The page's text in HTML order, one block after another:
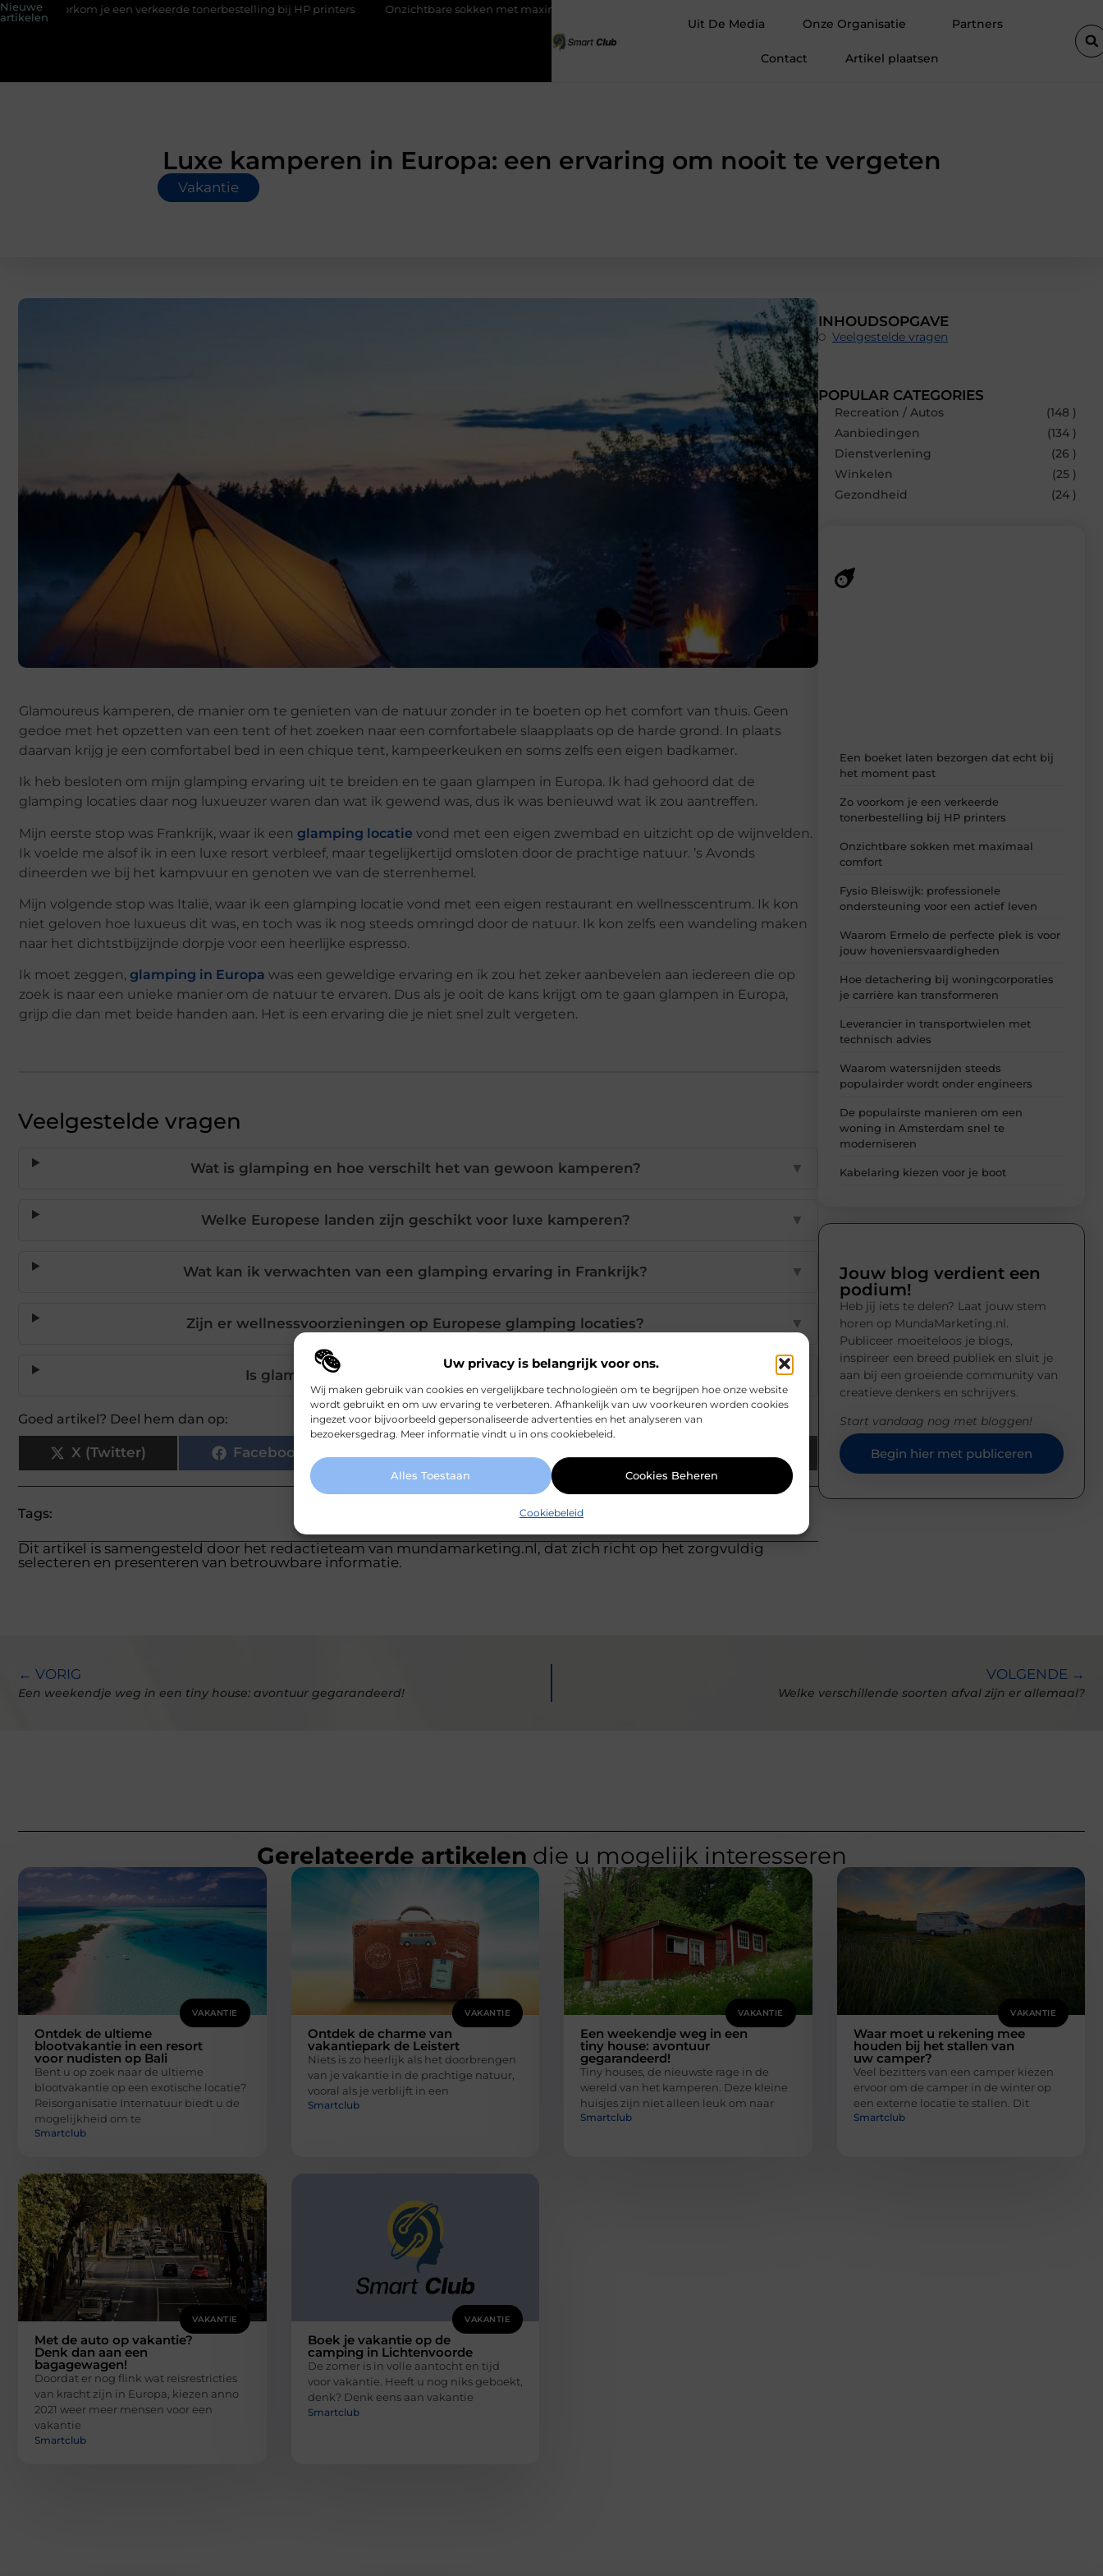
Uw privacy is belangrijk voor ons.
Wij maken gebruik van cookies en vergelijkbare technologieën om te begrijpen hoe onze website
wordt gebruikt en om uw ervaring te verbeteren. Afhankelijk van uw voorkeuren worden cookies
ingezet voor bijvoorbeeld gepersonaliseerde advertenties en het analyseren van
bezoekersgedrag. Meer informatie vindt u in ons cookiebeleid.
Alles Toestaan Cookies Beheren
Cookiebeleid
Nieuwe
artikelen
je een verkeerde tonerbestelling bij HP printers Onzichtbare sokken met maximaal comfort
Uit De Media Onze Organisatie Partners
Contact Artikel plaatsen
Luxe kamperen in Europa: een ervaring om nooit te vergeten
Vakantie
Glamoureus kamperen, de manier om te genieten van de natuur zonder in te boeten op het comfort van thuis. Geen
gedoe met het opzetten van een tent of het zoeken naar een comfortabele slaapplaats op de harde grond. In plaats
daarvan krijg je een comfortabel bed in een chique tent, kampeerkeuken en soms zelfs een eigen badkamer.
Ik heb besloten om mijn glamping ervaring uit te breiden en te gaan glampen in Europa. Ik had gehoord dat de
glamping locaties daar nog luxueuzer waren dan wat ik gewend was, dus ik was benieuwd wat ik zou aantreffen.
Mijn eerste stop was Frankrijk, waar ik een glamping locatie vond met een eigen zwembad en uitzicht op de wijnvelden.
Ik voelde me alsof ik in een luxe resort verbleef, maar tegelijkertijd omsloten door de prachtige natuur. ’s Avonds
dineerden we bij het kampvuur en genoten we van de sterrenhemel.
Mijn volgende stop was Italië, waar ik een glamping locatie vond met een eigen restaurant en wellnesscentrum. Ik kon
niet geloven hoe luxueus dit was, en toch was ik nog steeds omringd door de natuur. Ik kon zelfs een wandeling maken
naar het dichtstbijzijnde dorpje voor een heerlijke espresso.
Ik moet zeggen, glamping in Europa was een geweldige ervaring en ik zou het zeker aanbevelen aan iedereen die op
zoek is naar een unieke manier om de natuur te ervaren. Dus als je ooit de kans krijgt om te gaan glampen in Europa,
grijp die dan met beide handen aan. Het is een ervaring die je niet snel zult vergeten.
Veelgestelde vragen
Wat is glamping en hoe verschilt het van gewoon kamperen? ▼
Welke Europese landen zijn geschikt voor luxe kamperen? ▼
Wat kan ik verwachten van een glamping ervaring in Frankrijk? ▼
Zijn er wellnessvoorzieningen op Europese glamping locaties? ▼
Is glamping in Europa geschikt voor iedereen? ▼
Goed artikel? Deel hem dan op:
X (Twitter) Facebook
Tags:
Dit artikel is samengesteld door het redactieteam van mundamarketing.nl, dat zich richt op het zorgvuldig
selecteren en presenteren van betrouwbare informatie.
INHOUDSOPGAVE
Veelgestelde vragen
POPULAR CATEGORIES
Recreation / Autos
(148 )
Aanbiedingen
(134 )
Dienstverlening
(26 )
Winkelen
(25 )
Gezondheid
(24 )
Een boeket laten bezorgen dat echt bij
het moment past
Zo voorkom je een verkeerde
tonerbestelling bij HP printers
Onzichtbare sokken met maximaal
comfort
Fysio Bleiswijk: professionele
ondersteuning voor een actief leven
Waarom Ermelo de perfecte plek is voor
jouw hoveniersvaardigheden
Hoe detachering bij woningcorporaties
je carrière kan transformeren
Leverancier in transportwielen met
technisch advies
Waarom watersnijden steeds
populairder wordt onder engineers
De populairste manieren om een
woning in Amsterdam snel te
moderniseren
Kabelaring kiezen voor je boot
Jouw blog verdient een
podium!
Heb jij iets te delen? Laat jouw stem
horen op MundaMarketing.nl.
Publiceer moeiteloos je blogs,
inspireer een breed publiek en sluit je
aan bij een groeiende community van
creatieve denkers en schrijvers.
Start vandaag nog met bloggen!
Begin hier met publiceren
← VORIG
Een weekendje weg in een tiny house: avontuur gegarandeerd!
VOLGENDE →
Welke verschillende soorten afval zijn er allemaal?
Gerelateerde artikelen die u mogelijk interesseren
VAKANTIE
Ontdek de ultieme
blootvakantie in een resort
voor nudisten op Bali
Bent u op zoek naar de ultieme
blootvakantie op een exotische locatie?
Reisorganisatie Internatuur biedt u de
mogelijkheid om te
Smartclub
VAKANTIE
Ontdek de charme van
vakantiepark de Leistert
Niets is zo heerlijk als het doorbrengen
van je vakantie in de prachtige natuur,
vooral als je verblijft in een
Smartclub
VAKANTIE
Een weekendje weg in een
tiny house: avontuur
gegarandeerd!
Tiny houses, de nieuwste rage in de
wereld van het kamperen. Deze kleine
huisjes zijn niet alleen leuk om naar
Smartclub
VAKANTIE
Waar moet u rekening mee
houden bij het stallen van
uw camper?
Veel bezitters van een camper kiezen
ervoor om de camper in de winter op
een externe locatie te stallen. Dit
Smartclub
VAKANTIE
Met de auto op vakantie?
Denk dan aan een
bagagewagen!
Doordat er nog flink wat reisrestricties
van kracht zijn in Europa, kiezen anno
2021 weer meer mensen voor een
vakantie
Smartclub
VAKANTIE
Boek je vakantie op de
camping in Lichtenvoorde
De zomer is in volle aantocht en tijd
voor vakantie. Heeft u nog niks geboekt,
denk? Denk eens aan vakantie
Smartclub